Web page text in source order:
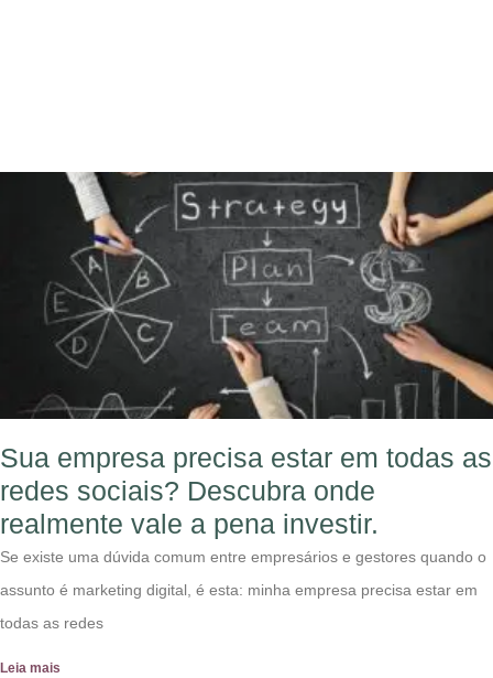
Sua empresa precisa estar em todas as
redes sociais? Descubra onde
realmente vale a pena investir.
Se existe uma dúvida comum entre empresários e gestores quando o
assunto é marketing digital, é esta: minha empresa precisa estar em
todas as redes
Leia mais